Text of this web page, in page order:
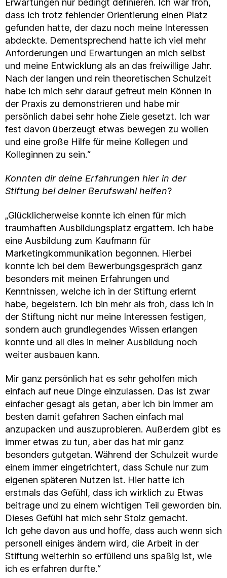
dass ich trotz fehlender Orientierung einen Platz
gefunden hatte, der dazu noch meine Interessen
abdeckte. Dementsprechend hatte ich viel mehr
Anforderungen und Erwartungen an mich selbst
und meine Entwicklung als an das freiwillige Jahr.
Nach der langen und rein theoretischen Schulzeit
habe ich mich sehr darauf gefreut mein Können in
der Praxis zu demonstrieren und habe mir
persönlich dabei sehr hohe Ziele gesetzt. Ich war
fest davon überzeugt etwas bewegen zu wollen
und eine große Hilfe für meine Kollegen und
Kolleginnen zu sein.“
Konnten dir deine Erfahrungen hier in der
Stiftung bei deiner Berufswahl helfen?
„Glücklicherweise konnte ich einen für mich
traumhaften Ausbildungsplatz ergattern. Ich habe
eine Ausbildung zum Kaufmann für
Marketingkommunikation begonnen. Hierbei
konnte ich bei dem Bewerbungsgespräch ganz
besonders mit meinen Erfahrungen und
Kenntnissen, welche ich in der Stiftung erlernt
habe, begeistern. Ich bin mehr als froh, dass ich in
der Stiftung nicht nur meine Interessen festigen,
sondern auch grundlegendes Wissen erlangen
konnte und all dies in meiner Ausbildung noch
weiter ausbauen kann.
Mir ganz persönlich hat es sehr geholfen mich
einfach auf neue Dinge einzulassen. Das ist zwar
einfacher gesagt als getan, aber ich bin immer am
besten damit gefahren Sachen einfach mal
anzupacken und auszuprobieren. Außerdem gibt es
immer etwas zu tun, aber das hat mir ganz
besonders gutgetan. Während der Schulzeit wurde
einem immer eingetrichtert, dass Schule nur zum
eigenen späteren Nutzen ist. Hier hatte ich
erstmals das Gefühl, dass ich wirklich zu Etwas
beitrage und zu einem wichtigen Teil geworden bin.
Dieses Gefühl hat mich sehr Stolz gemacht.
Ich gehe davon aus und hoffe, dass auch wenn sich
personell einiges ändern wird, die Arbeit in der
Stiftung weiterhin so erfüllend uns spaßig ist, wie
ich es erfahren durfte.“